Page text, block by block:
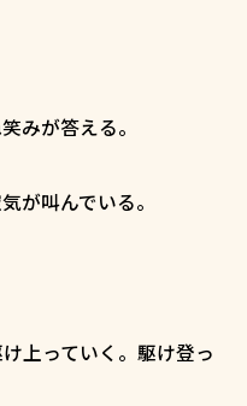
みが答える。
が叫んでいる。
上っていく。駆け登っ